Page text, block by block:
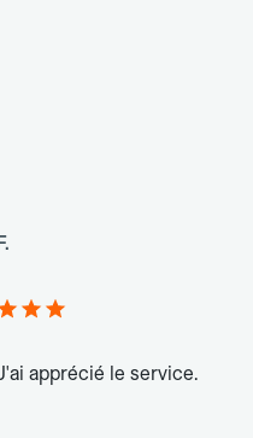
apprécié le service.